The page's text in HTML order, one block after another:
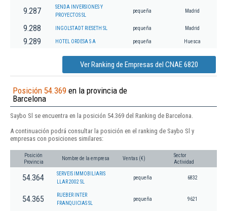
9.287
SENDA INVERSIONES Y
PROYECTOS SL
pequeña Madrid
9.288 INGOLSTADT RIESETH SL pequeña Madrid
9.289 HOTEL ORDESA S A pequeña Huesca
Ver Ranking de Empresas del CNAE 6820
Posición 54.369 en la provincia de
Barcelona
Saybo Sl se encuentra en la posición 54.369 del Ranking de Barcelona.
A continuación podrá consultar la posición en el ranking de Saybo Sl y
empresas con posiciones similares:
Posición
Provincia
Nombre de la empresa Ventas (€)
Sector
Actividad
54.364
SERVEIS IMMOBILIARIS
LLAR 2002 SL
pequeña 6832
54.365
RUEBER INTER
FRANQUICIAS SL
pequeña 9621